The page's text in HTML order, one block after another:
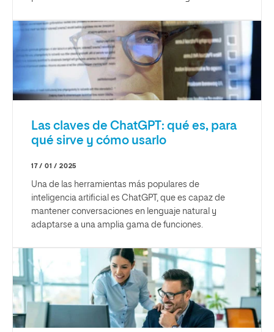
Las claves de ChatGPT: qué es, para
qué sirve y cómo usarlo
17 / 01 / 2025
Una de las herramientas más populares de
inteligencia artificial es ChatGPT, que es capaz de
mantener conversaciones en lenguaje natural y
adaptarse a una amplia gama de funciones.